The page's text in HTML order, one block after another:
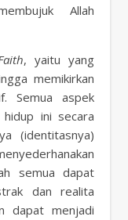
Allah
, yaitu yang
memikirkan
Semua aspek
hidup ini secara
(identitasnya)
semua dapat
dan realita
dapat menjadi